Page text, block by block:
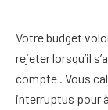
Votre budget
rejeter lorsqu’il
compte . Vous
interruptus pour